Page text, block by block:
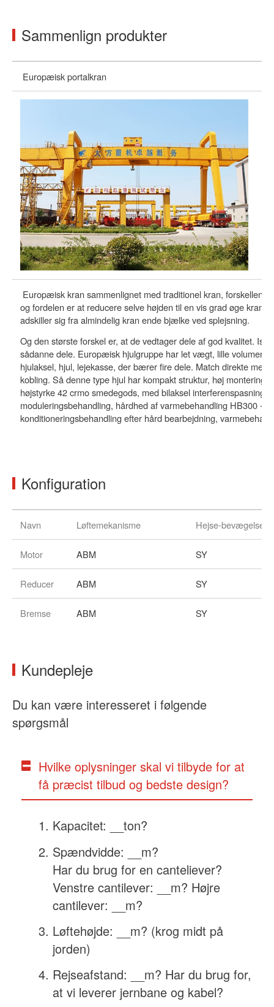
Sammenlign produkter
Europæisk portalkran
Europæisk kran sammenlignet med traditionel kran, forskellen
og fordelen er at reducere selve højden til en vis grad øge
adskiller sig fra almindelig kran ende bjælke ved splejsning.
Og den største forskel er, at de vedtager dele af god kvalitet.
sådanne dele. Europæisk hjulgruppe har let vægt, lille volumen,
hjulaksel, hjul, lejekasse, der bærer fire dele. Match direkte
kobling. Så denne type hjul har kompakt struktur, høj
højstyrke 42 crmo smedegods, med bilaksel interferenspasning,
moduleringsbehandling, hårdhed af varmebehandling HB300 -
konditioneringsbehandling efter hård bearbejdning,
Konfiguration
Navn Løftemekanisme Hejse-
Motor ABM SY
Reducer ABM SY
Bremse ABM SY
Kundepleje
Du kan være interesseret i følgende
spørgsmål
Hvilke oplysninger skal vi tilbyde for at
få præcist tilbud og bedste design?
Kapacitet: __ton?
Spændvidde: __m?
Har du brug for en canteliever?
Venstre cantilever: __m? Højre
cantilever: __m?
Løftehøjde: __m? (krog midt på
jorden)
Rejseafstand: __m? Har du brug for,
at vi leverer jernbane og kabel?